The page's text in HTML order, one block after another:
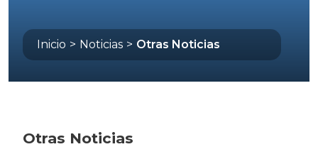
Inicio > Noticias > Otras Noticias
Otras Noticias